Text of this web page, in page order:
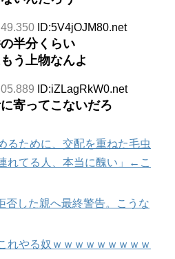
ID:5V4jOJM80.net
半分くらい
う上物なんよ
ID:iZLagRkW0.net
寄ってこないだろ
るために、交配を重ねた毛虫
れてる人、本当に醜い」←こ
否した親へ最終警告。こうな
れやる奴ｗｗｗｗｗｗｗｗｗ